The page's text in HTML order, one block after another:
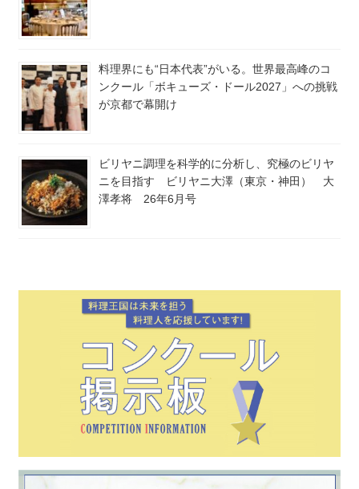
料理界にも“日本代表”がいる。世界最高峰のコ
ンクール「ボキューズ・ドール2027」への挑戦
が京都で幕開け
ビリヤニ調理を科学的に分析し、究極のビリヤ
ニを目指す ビリヤニ大澤（東京・神田） 大
澤孝将 26年6月号